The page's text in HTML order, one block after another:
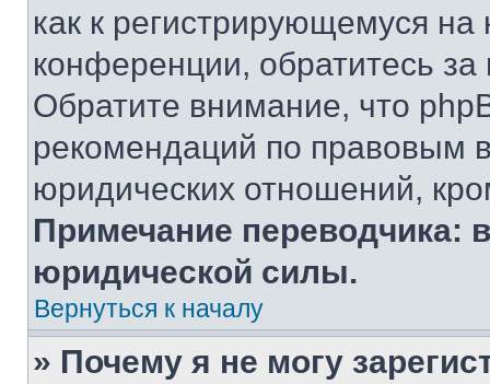
как к регистрирующемуся
конференции, обратитесь
Обратите внимание, что
рекомендаций по правовым
юридических отношений,
Примечание переводчика:
юридической силы.
Вернуться к началу
» Почему я не могу